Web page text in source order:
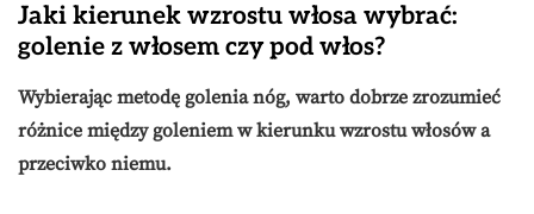
Jaki kierunek wzrostu włosa wybrać:
golenie z włosem czy pod włos?
Wybierając metodę golenia nóg, warto dobrze zrozumieć
różnice między goleniem w kierunku wzrostu włosów a
przeciwko niemu.